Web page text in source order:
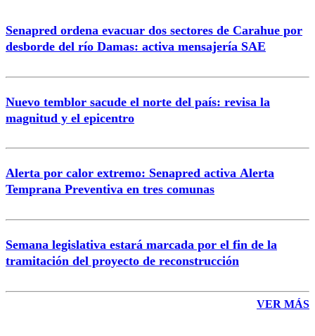
Correo
Senapred ordena evacuar dos sectores de Carahue por
desborde del río Damas: activa mensajería SAE
Nuevo temblor sacude el norte del país: revisa la
magnitud y el epicentro
Alerta por calor extremo: Senapred activa Alerta
Temprana Preventiva en tres comunas
Semana legislativa estará marcada por el fin de la
tramitación del proyecto de reconstrucción
VER MÁS